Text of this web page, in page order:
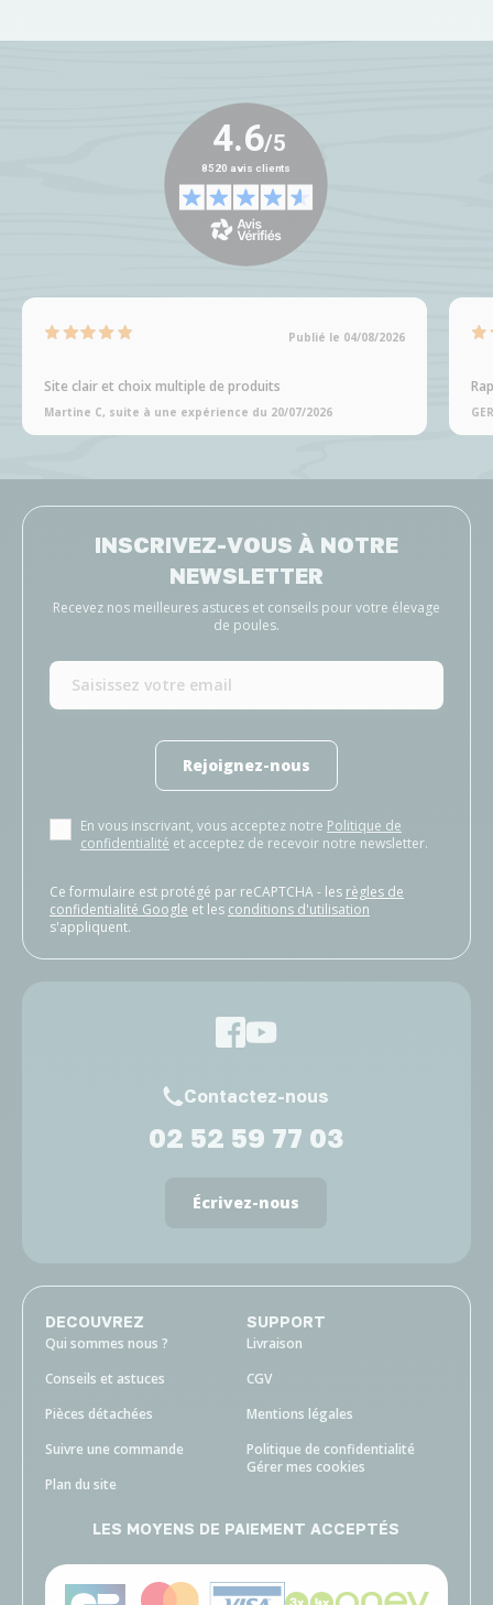
Publié le 04/08/2026
Site clair et choix multiple de produits
Martine C, suite à une expérience du 20/07/2026
INSCRIVEZ-VOUS À NOTRE
NEWSLETTER
Recevez nos meilleures astuces et conseils pour votre élevage
de poules.
Rejoignez-nous
En vous inscrivant, vous acceptez notre Politique de
confidentialité et acceptez de recevoir notre newsletter.
Ce formulaire est protégé par reCAPTCHA - les règles de
confidentialité Google et les conditions d'utilisation
s'appliquent.
Contactez-nous
02 52 59 77 03
Écrivez-nous
DECOUVREZ
Qui sommes nous ?
Conseils et astuces
Pièces détachées
Suivre une commande
Plan du site
SUPPORT
Livraison
CGV
Mentions légales
Politique de confidentialité
Gérer mes cookies
LES MOYENS DE PAIEMENT ACCEPTÉS